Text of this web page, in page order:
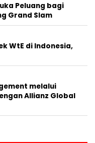
Peluang bagi
Grand Slam
WtE di Indonesia,
melalui
Allianz Global